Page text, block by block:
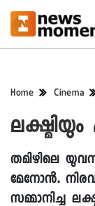
Home Cinema
തമിഴിലെ
മേനോൻ.
സമ്മാനിച്ച